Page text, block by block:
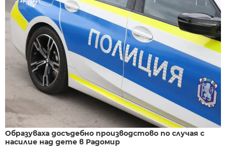
Образуваха досъдебно производстово по случая с
насилие над дете в Радомир